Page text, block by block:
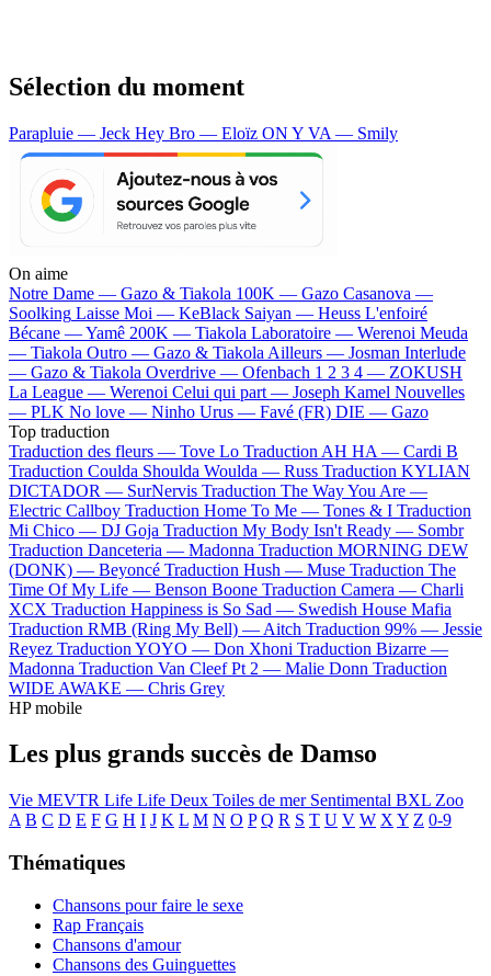
Sélection du moment
Parapluie — Jeck Hey Bro — Eloïz ON Y VA — Smily
On aime
Notre Dame — Gazo & Tiakola 100K — Gazo Casanova —
Soolking Laisse Moi — KeBlack Saiyan — Heuss L'enfoiré
Bécane —Yamê 200K — Tiakola Laboratoire — Werenoi Meuda
— Tiakola Outro — Gazo & Tiakola Ailleurs — Josman Interlude
— Gazo & Tiakola Overdrive — Ofenbach 1 2 3 4 — ZOKUSH
La League — Werenoi Celui qui part — Joseph Kamel Nouvelles
— PLK No love — Ninho Urus — Favé (FR) DIE — Gazo
Top traduction
Traduction des fleurs — Tove Lo Traduction AH HA — Cardi B
Traduction Coulda Shoulda Woulda — Russ Traduction KYLIAN
DICTADOR — SurNervis Traduction The Way You Are —
Electric Callboy Traduction Home To Me — Tones & I Traduction
Mi Chico — DJ Goja Traduction My Body Isn't Ready — Sombr
Traduction Danceteria — Madonna Traduction MORNING DEW
(DONK) — Beyoncé Traduction Hush — Muse Traduction The
Time Of My Life — Benson Boone Traduction Camera — Charli
XCX Traduction Happiness is So Sad — Swedish House Mafia
Traduction RMB (Ring My Bell) — Aitch Traduction 99% — Jessie
Reyez Traduction YOYO — Don Xhoni Traduction Bizarre —
Madonna Traduction Van Cleef Pt 2 — Malie Donn Traduction
WIDE AWAKE — Chris Grey
HP mobile
Les plus grands succès de Damso
Vie MEVTR Life Life Deux Toiles de mer Sentimental BXL Zoo
A B C D E F G H I J K L M N O P Q R S T U V W X Y Z 0-9
Thématiques
Chansons pour faire le sexe
Rap Français
Chansons d'amour
Chansons des Guinguettes